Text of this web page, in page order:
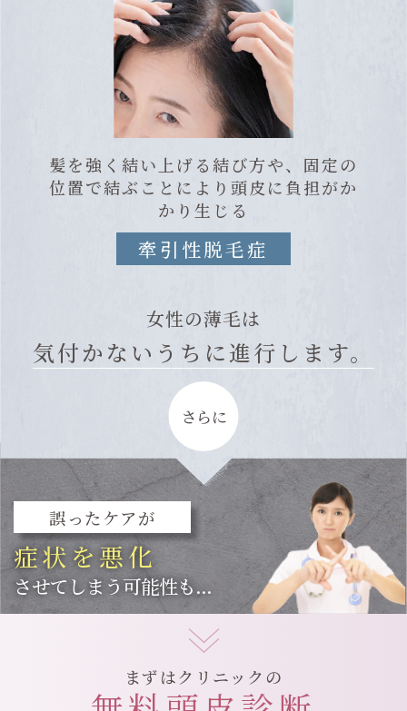
髪を強く結い上げる結び方や、固定の
位置で結ぶことにより頭皮に負担がか
かり生じる
牽引性脱毛症
女性の薄毛は
気付かないうちに進行します。
さらに
誤ったケアが
症状を悪化
させてしまう可能性も...
まずはクリニックの